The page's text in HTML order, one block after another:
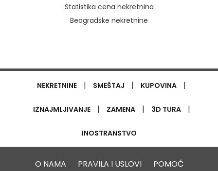
Statistika cena nekretnina
Beogradske nekretnine
NEKRETNINE | SMEŠTAJ | KUPOVINA |
IZNAJMLJIVANJE | ZAMENA | 3D TURA |
INOSTRANSTVO
O NAMA PRAVILA I USLOVI POMOĆ